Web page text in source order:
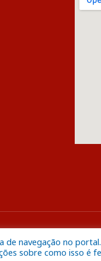
de navegação no
sobre como isso é